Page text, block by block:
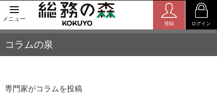
メニュー
登録 ログイン
コラムの泉
専門家がコラムを投稿